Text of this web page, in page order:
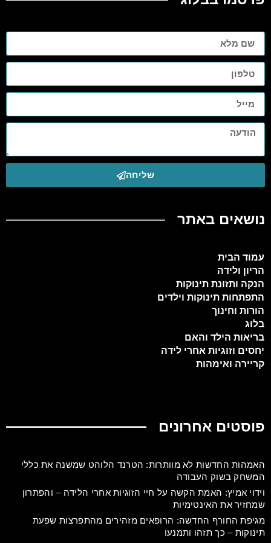
שליחה
נושאים באתר
עמוד הבית
הריון ולידה
הנקה ותזונת תינוקות
התפתחות תינוקות וילדים
הורות וחינוך
בלוג
בריאות הילד והאם
יחסים וזוגיות אחרי לידה
קריירה ואימהות
פוסטים אחרונים
האמהות החדשות לא מוותרות: הטרנד הלוהט שמשנה את כללי
המשחק בשוק העבודה
וידוי אמיץ: האמת הקשה על חיי הזוגיות אחרי הלידה – והפתרון
שמחזיר את האינטימיות
מגיפת החורף החדשה: הרופאים מזהירים מהתפרצות שפעת
תינוקות – כך תזהו ותמנעו